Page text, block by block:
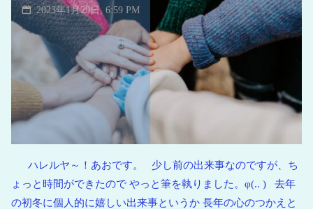
2023年1月29日, 6:59 PM
ハレルヤ～！あおです。 少し前の出来事なのですが、ち
ょっと時間ができたので やっと筆を執りました。φ(.. ) 去年
の初冬に個人的に嬉しい出来事というか 長年の心のつかえと